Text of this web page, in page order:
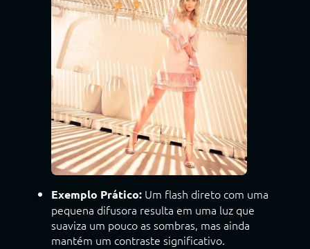
Exemplo Prático:Um flash direto com uma
pequena difusora resulta em uma luz que
suaviza um pouco as sombras, mas ainda
mantém um contraste significativo.